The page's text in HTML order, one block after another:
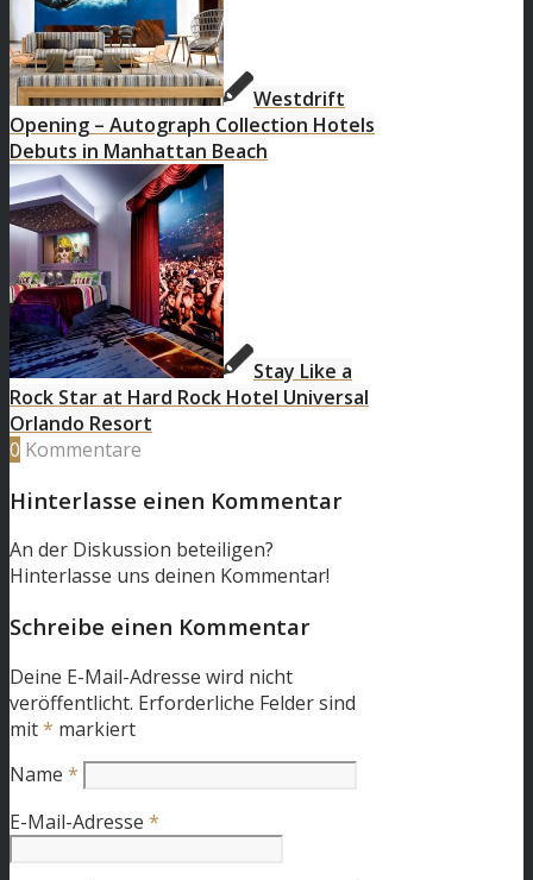
Westdrift
Opening – Autograph Collection Hotels
Debuts in Manhattan Beach
Stay Like a
Rock Star at Hard Rock Hotel Universal
Orlando Resort
0 Kommentare
Hinterlasse einen Kommentar
An der Diskussion beteiligen?
Hinterlasse uns deinen Kommentar!
Schreibe einen Kommentar
Deine E-Mail-Adresse wird nicht
veröffentlicht. Erforderliche Felder sind
mit* markiert
Name *
E-Mail-Adresse *